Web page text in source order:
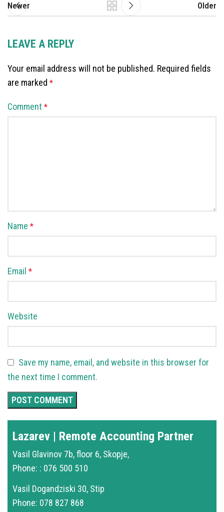
Newer Older
LEAVE A REPLY
Your email address will not be published. Required fields
are marked *
Comment *
Name *
Email *
Website
Save my name, email, and website in this browser for
the next time I comment.
Lazarev | Remote Accounting Partner
Vasil Glavinov 7b, floor 6, Skopje,
Phone: : 076 500 510
Vasil Dogandziski 30, Stip
Phone: 078 827 868